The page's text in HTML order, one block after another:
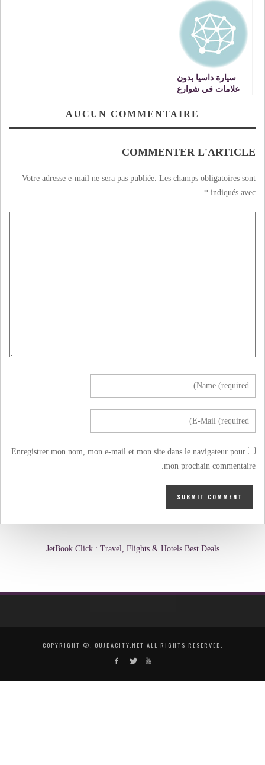
للتربية والتكوين/ايام
تواصلية بفاس
سيارة داسيا بدون
علامات في شوارع
AUCUN COMMENTAIRE
COMMENTER L'ARTICLE
Votre adresse e-mail ne sera pas publiée. Les champs obligatoires sont
indiqués avec
*
Enregistrer mon nom, mon e-mail et mon site dans le navigateur pour
mon prochain commentaire.
JetBook.Click : Travel, Flights & Hotels Best Deals
COPYRIGHT ©, OUJDACITY.NET ALL RIGHTS RESERVED.